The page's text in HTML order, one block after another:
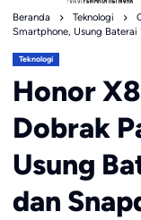
Beranda Teknologi
Smartphone, Usung
Teknologi
Honor
Dobrak
Usung
dan